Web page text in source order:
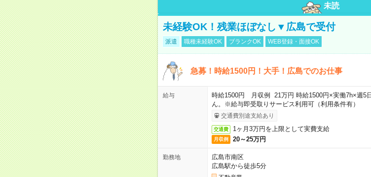
未読
未経験OK！残業ほぼなし▼広島で受付
派遣 職種未経験OK ブランクOK WEB登録・面接OK
急募！時給1500円！大手！広島でのお仕事
給与
時給1500円 月収例 21万円 時給1500円×実働7h×週5
ん。※給与即受取りサービス利用可（利用条件有）
交通費別途支給あり
交通費 1ヶ月3万円を上限として実費支給
月収例 20～25万円
勤務地
広島市南区
広島駅から徒歩5分